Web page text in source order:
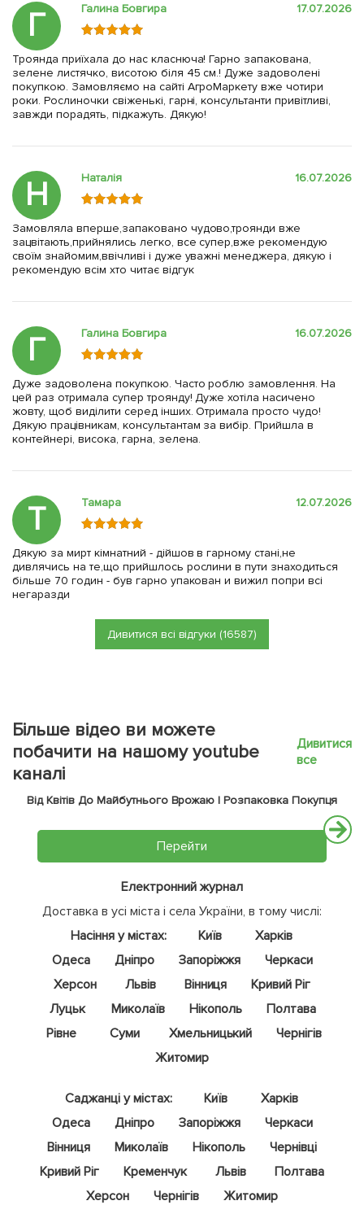
Г Галина Бовгира 17.07.2026
Троянда приїхала до нас класнюча! Гарно запакована,
зелене листячко, висотою біля 45 см.! Дуже задоволені
покупкою. Замовляємо на сайті АгроМаркету вже чотири
роки. Рослиночки свіженькі, гарні, консультанти привітливі,
завжди порадять, підкажуть. Дякую!
Н Наталія 16.07.2026
Замовляла вперше,запаковано чудово,троянди вже
зацвітають,прийнялись легко, все супер,вже рекомендую
своїм знайомим,ввічливі і дуже уважні менеджера, дякую і
рекомендую всім хто читає відгук
Г Галина Бовгира 16.07.2026
Дуже задоволена покупкою. Часто роблю замовлення. На
цей раз отримала супер троянду! Дуже хотіла насичено
жовту, щоб виділити серед інших. Отримала просто чудо!
Дякую працівникам, консультантам за вибір. Прийшла в
контейнері, висока, гарна, зелена.
Т Тамара 12.07.2026
Дякую за мирт кімнатний - дійшов в гарному стані,не
дивлячись на те,що прийшлось рослини в пути знаходиться
більше 70 годин - був гарно упакован и вижил попри всі
негаразди
Дивитися всі відгуки (16587)
Більше відео ви можете
побачити на нашому youtube
каналі
Дивитися
все
Від Квітів До Майбутнього Врожаю | Розпаковка Покупця
Перейти
Електронний журнал
Доставка в усі міста і села України, в тому числі:
Насіння у містах:
Київ
Харків
Одеса
Дніпро Запоріжжя
Черкаси
Херсон
Львів Вінниця
Кривий Ріг
Луцьк
Миколаїв Нікополь
Полтава
Рівне
Суми Хмельницький
Чернігів
Житомир
Саджанці у містах: Київ
Харків
Одеса
Дніпро Запоріжжя
Черкаси
Вінниця
Миколаїв Нікополь
Чернівці
Кривий Ріг
Кременчук Львів
Полтава
Херсон
Чернігів Житомир